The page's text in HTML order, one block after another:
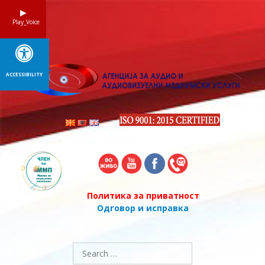
Политика за приватност
Одговор и исправка
Search
for:
Play_Voice
ACCESSIBILITY